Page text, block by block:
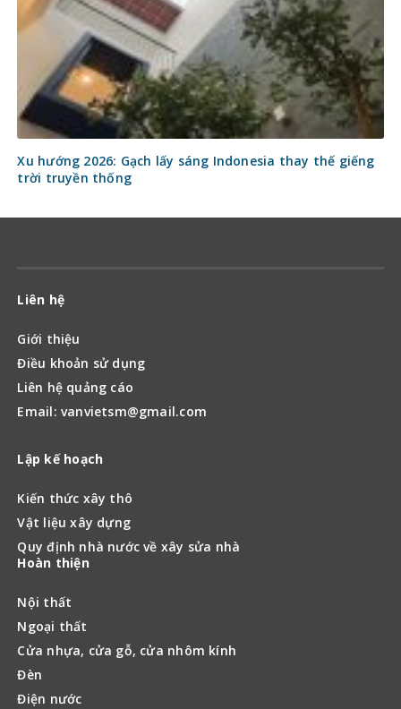
Xu hướng 2026: Gạch lấy sáng Indonesia thay thế giếng
trời truyền thống
Liên hệ
Giới thiệu
Điều khoản sử dụng
Liên hệ quảng cáo
Email: vanvietsm@gmail.com
Lập kế hoạch
Kiến thức xây thô
Vật liệu xây dựng
Quy định nhà nước về xây sửa nhà
Hoàn thiện
Nội thất
Ngoại thất
Cửa nhựa, cửa gỗ, cửa nhôm kính
Đèn
Điện nước